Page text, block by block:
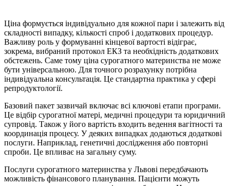
Ціна формується індивідуально для кожної пари і залежить від
складності випадку, кількості спроб і додаткових процедур.
Важливу роль у формуванні кінцевої вартості відіграє,
зокрема, вибраний протокол ЕКЗ та необхідність додаткових
обстежень. Саме тому ціна сурогатного материнства не може
бути універсальною. Для точного розрахунку потрібна
індивідуальна консультація. Це стандартна практика у сфері
репродуктології.
Базовий пакет зазвичай включає всі ключові етапи програми.
Це відбір сурогатної матері, медичні процедури та юридичний
супровід. Також у його вартість входить ведення вагітності та
координація процесу. У деяких випадках додаються додаткові
послуги. Наприклад, генетичні дослідження або повторні
спроби. Це впливає на загальну суму.
Послуги сурогатного материнства у Львові передбачають
можливість фінансового планування. Пацієнти можуть